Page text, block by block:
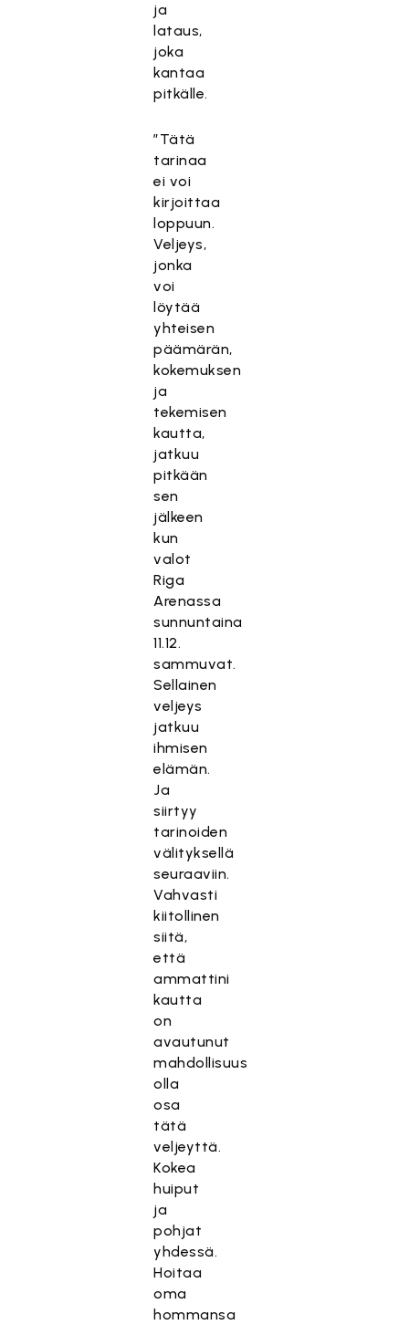
ja
lataus,
joka
kantaa
pitkälle.
”Tätä
tarinaa
ei voi
kirjoittaa
loppuun.
Veljeys,
jonka
voi
löytää
yhteisen
päämärän,
kokemuksen
ja
tekemisen
kautta,
jatkuu
pitkään
sen
jälkeen
kun
valot
Riga
Arenassa
sunnuntaina
11.12.
sammuvat.
Sellainen
veljeys
jatkuu
ihmisen
elämän.
Ja
siirtyy
tarinoiden
välityksellä
seuraaviin.
Vahvasti
kiitollinen
siitä,
että
ammattini
kautta
on
avautunut
mahdollisuus
olla
osa
tätä
veljeyttä.
Kokea
huiput
ja
pohjat
yhdessä.
Hoitaa
oma
hommansa